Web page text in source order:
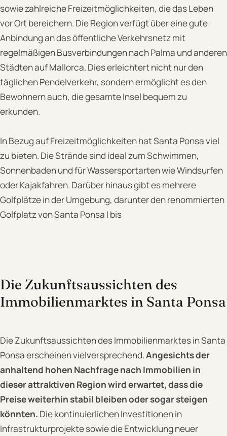
sowie zahlreiche Freizeitmöglichkeiten, die das Leben
vor Ort bereichern. Die Region verfügt über eine gute
Anbindung an das öffentliche Verkehrsnetz mit
regelmäßigen Busverbindungen nach Palma und anderen
Städten auf Mallorca. Dies erleichtert nicht nur den
täglichen Pendelverkehr, sondern ermöglicht es den
Bewohnern auch, die gesamte Insel bequem zu
erkunden.
In Bezug auf Freizeitmöglichkeiten hat Santa Ponsa viel
zu bieten. Die Strände sind ideal zum Schwimmen,
Sonnenbaden und für Wassersportarten wie Windsurfen
oder Kajakfahren. Darüber hinaus gibt es mehrere
Golfplätze in der Umgebung, darunter den renommierten
Golfplatz von Santa Ponsa I bis
Die Zukunftsaussichten des
Immobilienmarktes in Santa Ponsa
Die Zukunftsaussichten des Immobilienmarktes in Santa
Ponsa erscheinen vielversprechend.Angesichts der
anhaltend hohen Nachfrage nach Immobilien in
dieser attraktiven Region wird erwartet, dass die
Preise weiterhin stabil bleiben oder sogar steigen
könnten. Die kontinuierlichen Investitionen in
Infrastrukturprojekte sowie die Entwicklung neuer